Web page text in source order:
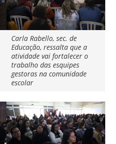
Carla Rabello, sec. de
Educação, ressalta que a
atividade vai fortalecer o
trabalho das esquipes
gestoras na comunidade
escolar